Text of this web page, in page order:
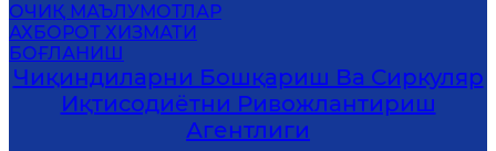
ОЧИҚ МАЪЛУМОТЛАР
АХБОРОТ ХИЗМАТИ
БОҒЛАНИШ
Чиқиндиларни Бошқариш Ва Сиркуляр
Иқтисодиётни Ривожлантириш
Агентлиги